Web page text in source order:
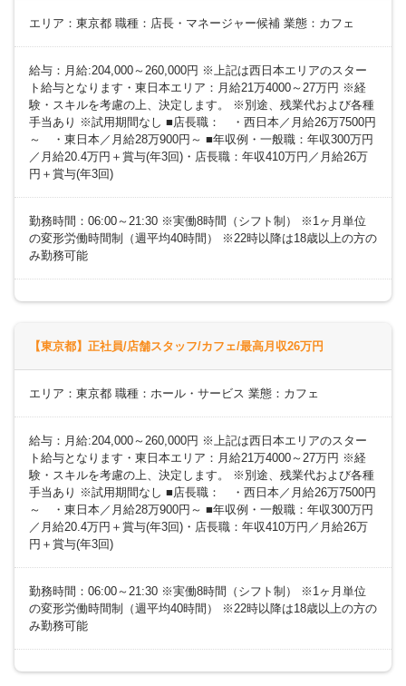
エリア：東京都 職種：店長・マネージャー候補 業態：カフェ
給与：月給:204,000～260,000円 ※上記は西日本エリアのスター
ト給与となります・東日本エリア：月給21万4000～27万円 ※経
験・スキルを考慮の上、決定します。 ※別途、残業代および各種
手当あり ※試用期間なし ■店長職： ・西日本／月給26万7500円
～ ・東日本／月給28万900円～ ■年収例・一般職：年収300万円
／月給20.4万円＋賞与(年3回)・店長職：年収410万円／月給26万
円＋賞与(年3回)
勤務時間：06:00～21:30 ※実働8時間（シフト制） ※1ヶ月単位
の変形労働時間制（週平均40時間） ※22時以降は18歳以上の方の
み勤務可能
【東京都】正社員/店舗スタッフ/カフェ/最高月収26万円
エリア：東京都 職種：ホール・サービス 業態：カフェ
給与：月給:204,000～260,000円 ※上記は西日本エリアのスター
ト給与となります・東日本エリア：月給21万4000～27万円 ※経
験・スキルを考慮の上、決定します。 ※別途、残業代および各種
手当あり ※試用期間なし ■店長職： ・西日本／月給26万7500円
～ ・東日本／月給28万900円～ ■年収例・一般職：年収300万円
／月給20.4万円＋賞与(年3回)・店長職：年収410万円／月給26万
円＋賞与(年3回)
勤務時間：06:00～21:30 ※実働8時間（シフト制） ※1ヶ月単位
の変形労働時間制（週平均40時間） ※22時以降は18歳以上の方の
み勤務可能